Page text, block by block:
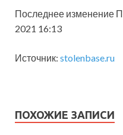
Последнее изменение
2021 16:13
Источник: stolenbase.ru
ПОХОЖИЕ ЗАПИСИ